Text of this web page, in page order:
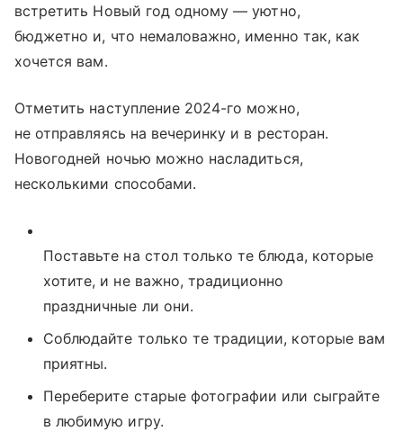
встретить Новый год одному — уютно,
бюджетно и, что немаловажно, именно так, как
хочется вам.
Отметить наступление 2024-го можно,
не отправляясь на вечеринку и в ресторан.
Новогодней ночью можно насладиться,
несколькими способами.
Поставьте на стол только те блюда, которые
хотите, и не важно, традиционно
праздничные ли они.
Соблюдайте только те традиции, которые вам
приятны.
Переберите старые фотографии или сыграйте
в любимую игру.